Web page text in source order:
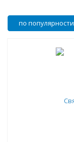
по популярности